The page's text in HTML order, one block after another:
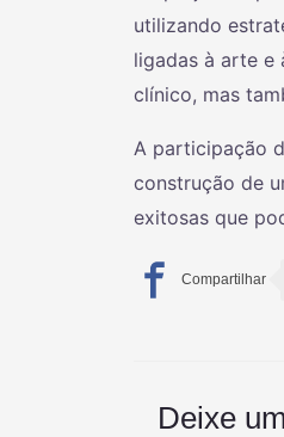
utilizando
ligadas à arte e
clínico, mas
A participação
construção de
exitosas que
Deixe